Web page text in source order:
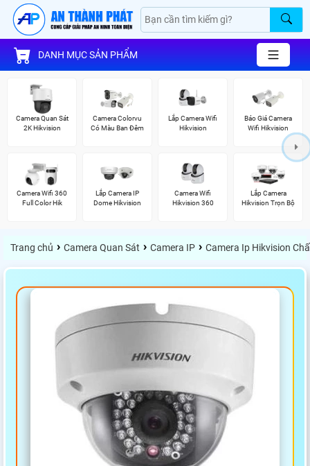
DANH MỤC SẢN PHẨM
Camera Quan Sát
2K Hikvision
Camera Colorvu
Có Màu Ban Đêm
Lắp Camera Wifi
Hikvision
Báo Giá Camera
Wifi Hikvision
Camera Wifi 360
Full Color Hik
Lắp Camera IP
Dome Hikvision
Camera Wifi
Hikvision 360
Lắp Camera
Hikvision Trọn Bộ
Trang chủ › Camera Quan Sát › Camera IP › Camera Ip Hikvision